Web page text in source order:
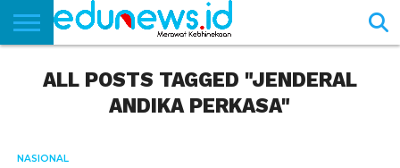
NEWS
EDUNEWS
LITERASI
PUSTAKA
SOSOK
TEKNO
KHASANAH
SASTRA
ALL POSTS TAGGED "JENDERAL
ANDIKA PERKASA"
NASIONAL